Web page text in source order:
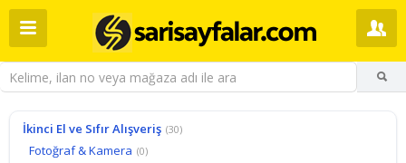
İkinci El ve Sıfır Alışveriş (30)
Fotoğraf & Kamera (0)